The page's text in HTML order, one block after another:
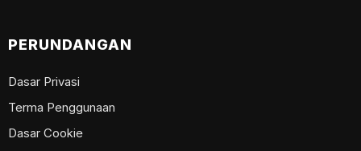
PERUNDANGAN
Dasar Privasi
Terma Penggunaan
Dasar Cookie